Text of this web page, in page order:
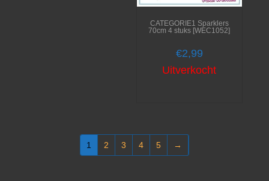
CATEGORIE1 Sparklers
70cm 4 stuks [WEC1052]
€2,99
Uitverkocht
1 2 3 4 5 →